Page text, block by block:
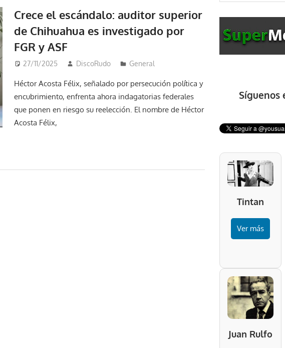
Crece el escándalo: auditor superior
de Chihuahua es investigado por
FGR y ASF
27/11/2025 DiscoRudo General
Héctor Acosta Félix, señalado por persecución política y
encubrimiento, enfrenta ahora indagatorias federales
que ponen en riesgo su reelección. El nombre de Héctor
Acosta Félix,
Síguenos
Tintan
Ver más
Juan Rulfo